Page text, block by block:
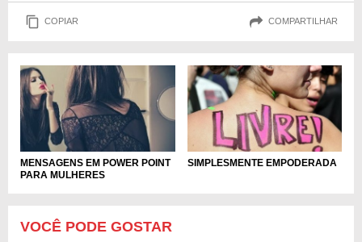
COPIAR COMPARTILHAR
MENSAGENS EM POWER POINT
PARA MULHERES
SIMPLESMENTE EMPODERADA
VOCÊ PODE GOSTAR